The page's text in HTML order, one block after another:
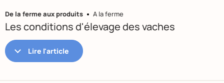
De la ferme aux produits A la ferme
Les conditions d'élevage des vaches